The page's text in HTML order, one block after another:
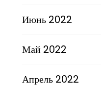
Июнь 2022
Май 2022
Апрель 2022